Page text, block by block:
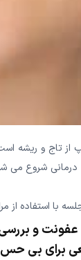
از تاج و
شروع می
با استفاده از
عفونت و
برای بی حس